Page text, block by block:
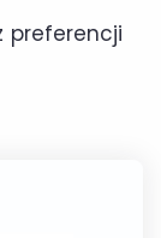
preferencji